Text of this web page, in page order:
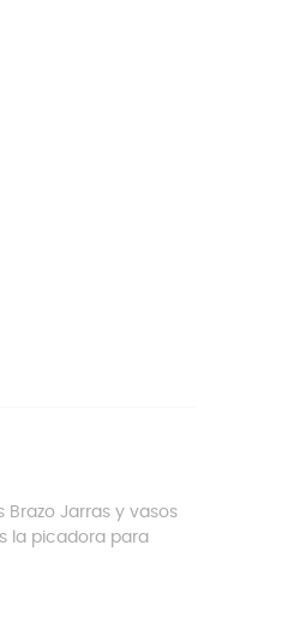
Jarras y vasos
la picadora para